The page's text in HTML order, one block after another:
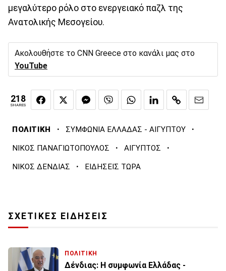
μεγαλύτερο ρόλο στο ενεργειακό παζλ της
Ανατολικής Μεσογείου.
Ακολουθήστε το CNN Greece στο κανάλι μας στο
YouTube
218
SHARES
ΠΟΛΙΤΙΚΗ · ΣΥΜΦΩΝΙΑ ΕΛΛΑΔΑΣ - ΑΙΓΥΠΤΟΥ ·
ΝΙΚΟΣ ΠΑΝΑΓΙΩΤΟΠΟΥΛΟΣ · ΑΙΓΥΠΤΟΣ ·
ΝΙΚΟΣ ΔΕΝΔΙΑΣ · ΕΙΔΗΣΕΙΣ ΤΩΡΑ
ΣΧΕΤΙΚΕΣ ΕΙΔΗΣΕΙΣ
ΠΟΛΙΤΙΚΗ
Δένδιας: Η συμφωνία Ελλάδας -